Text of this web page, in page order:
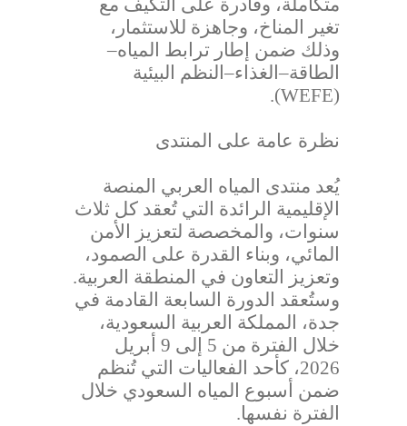
متكاملة، وقادرة على التكيف مع
تغير المناخ، وجاهزة للاستثمار،
وذلك ضمن إطار ترابط المياه–
الطاقة–الغذاء–النظم البيئية
نظرة عامة على المنتدى
يُعد منتدى المياه العربي المنصة
الإقليمية الرائدة التي تُعقد كل ثلاث
سنوات، والمخصصة لتعزيز الأمن
المائي، وبناء القدرة على الصمود،
وتعزيز التعاون في المنطقة العربية.
وستُعقد الدورة السابعة القادمة في
جدة، المملكة العربية السعودية،
خلال الفترة من 5 إلى 9 أبريل
2026، كأحد الفعاليات التي تُنظم
ضمن أسبوع المياه السعودي خلال
الفترة نفسها.